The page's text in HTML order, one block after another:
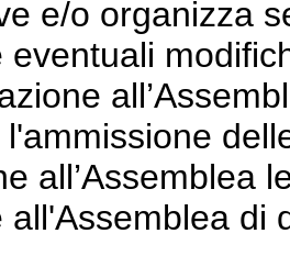
e/o organizza
eventuali
all’Assemblea
all'Assemblea di